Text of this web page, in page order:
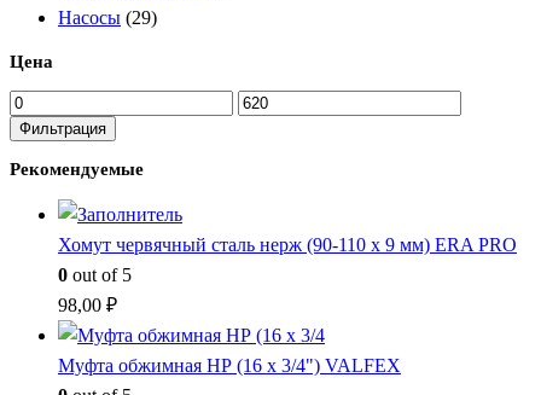
Насосы (29)
Цена
Минимальная
цена
Максимальная
цена
Фильтрация
Рекомендуемые
Хомут червячный сталь нерж (90-110 x 9 мм) ERA PRO
0 out of 5
98,00₽
Муфта обжимная НР (16 x 3/4") VALFEX